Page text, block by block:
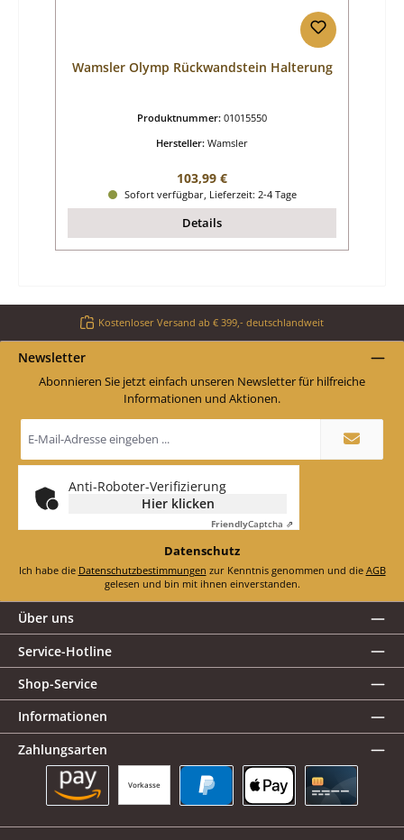
Wamsler Olymp Rückwandstein Halterung
Produktnummer: 01015550
Hersteller: Wamsler
Regulärer Preis:
103,99 €
Sofort verfügbar, Lieferzeit: 2-4 Tage
Details
Kostenloser Versand ab € 399,- deutschlandweit
Newsletter
Abonnieren Sie jetzt einfach unseren Newsletter für hilfreiche
Informationen und Aktionen.
Mail-
*
Anti-Roboter-Verifizierung
Hier klicken
FriendlyCaptcha ⇗
Datenschutz
Ich habe die Datenschutzbestimmungen zur Kenntnis genommen und die AGB
gelesen und bin mit ihnen einverstanden.
Über uns
Service-Hotline
Shop-Service
Informationen
Zahlungsarten
Vorkasse